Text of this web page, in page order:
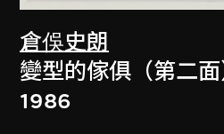
倉俁史朗
變型的傢俱（第二面
1986